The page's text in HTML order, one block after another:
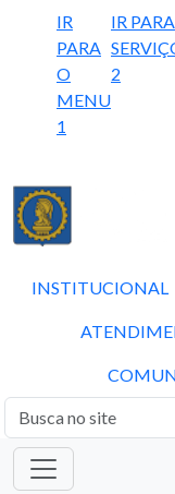
IR
PARA
O
MENU
1
IR PARA
2
INSTITUCIONAL